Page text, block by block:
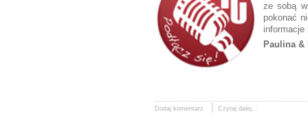
ze sobą
pokonać
informacje
Paulina &
Dodaj komentarz Czytaj dalej...